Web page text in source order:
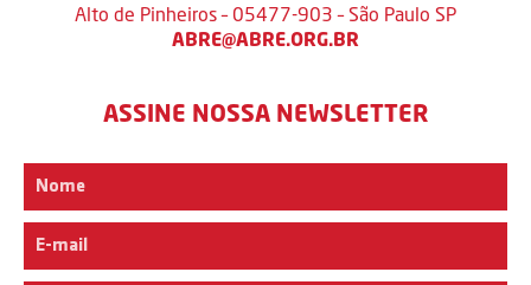
Alto de Pinheiros – 05477-903 – São Paulo SP
ABRE@ABRE.ORG.BR
ASSINE NOSSA NEWSLETTER